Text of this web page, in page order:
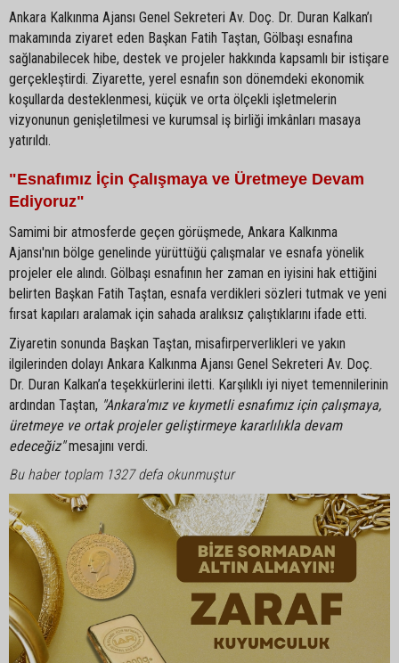
Ankara Kalkınma Ajansı Genel Sekreteri Av. Doç. Dr. Duran Kalkan’ı
makamında ziyaret eden Başkan Fatih Taştan, Gölbaşı esnafına
sağlanabilecek hibe, destek ve projeler hakkında kapsamlı bir istişare
gerçekleştirdi. Ziyarette, yerel esnafın son dönemdeki ekonomik
koşullarda desteklenmesi, küçük ve orta ölçekli işletmelerin
vizyonunun genişletilmesi ve kurumsal iş birliği imkânları masaya
yatırıldı.
"Esnafımız İçin Çalışmaya ve Üretmeye Devam
Ediyoruz"
Samimi bir atmosferde geçen görüşmede, Ankara Kalkınma
Ajansı'nın bölge genelinde yürüttüğü çalışmalar ve esnafa yönelik
projeler ele alındı. Gölbaşı esnafının her zaman en iyisini hak ettiğini
belirten Başkan Fatih Taştan, esnafa verdikleri sözleri tutmak ve yeni
fırsat kapıları aralamak için sahada aralıksız çalıştıklarını ifade etti.
Ziyaretin sonunda Başkan Taştan, misafirperverlikleri ve yakın
ilgilerinden dolayı Ankara Kalkınma Ajansı Genel Sekreteri Av. Doç.
Dr. Duran Kalkan’a teşekkürlerini iletti. Karşılıklı iyi niyet temennilerinin
ardından Taştan, "Ankara'mız ve kıymetli esnafımız için çalışmaya,
üretmeye ve ortak projeler geliştirmeye kararlılıkla devam
edeceğiz"mesajını verdi.
Bu haber toplam 1327 defa okunmuştur